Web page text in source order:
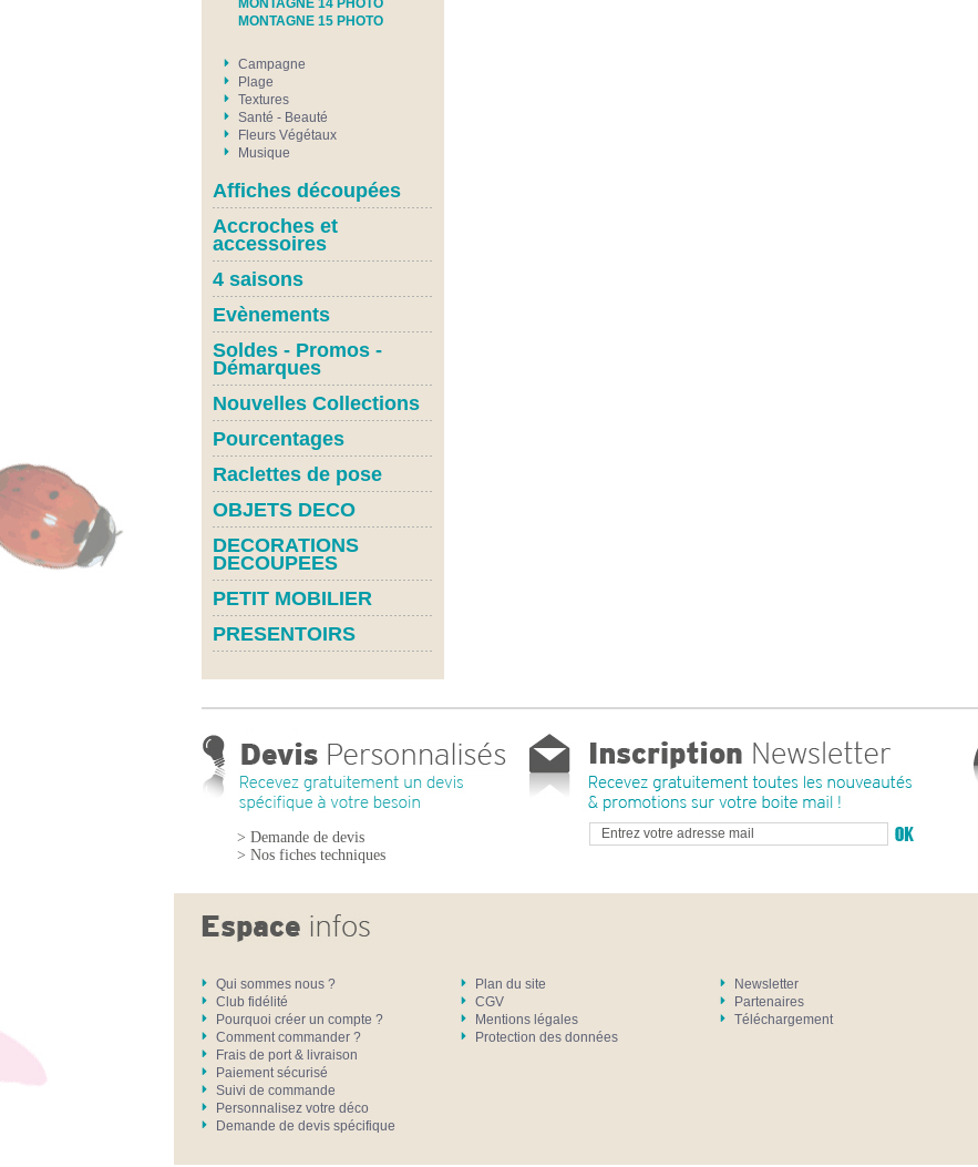
MONTAGNE 14 PHOTO
MONTAGNE 15 PHOTO
Campagne
Plage
Textures
Santé - Beauté
Fleurs Végétaux
Musique
Affiches découpées
Accroches et
accessoires
4 saisons
Evènements
Soldes - Promos -
Démarques
Nouvelles Collections
Pourcentages
Raclettes de pose
OBJETS DECO
DECORATIONS
DECOUPEES
PETIT MOBILIER
PRESENTOIRS
> Demande de devis
> Nos fiches techniques
Qui sommes nous ?
Club fidélité
Pourquoi créer un compte ?
Comment commander ?
Frais de port & livraison
Paiement sécurisé
Suivi de commande
Personnalisez votre déco
Demande de devis spécifique
Plan du site
CGV
Mentions légales
Protection des données
Newsletter
Partenaires
Téléchargement